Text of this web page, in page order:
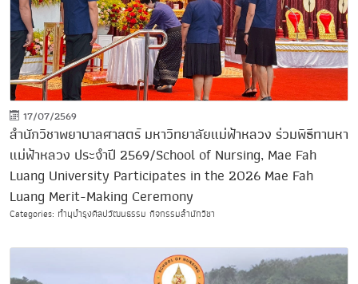
17/07/2569
สำนักวิชาพยาบาลศาสตร์ มหาวิทยาลัยแม่ฟ้าหลวง ร่วมพิธีทานหา
แม่ฟ้าหลวง ประจำปี 2569/School of Nursing, Mae Fah
Luang University Participates in the 2026 Mae Fah
Luang Merit-Making Ceremony
Categories: ทำนุบำรุงศิลปวัฒนธรรม กิจกรรมสำนักวิชา